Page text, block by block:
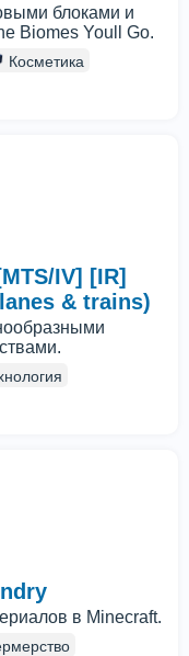
блоками и
Biomes Youll Go.
Косметика
IV] [IR]
& trains)
в Minecraft.